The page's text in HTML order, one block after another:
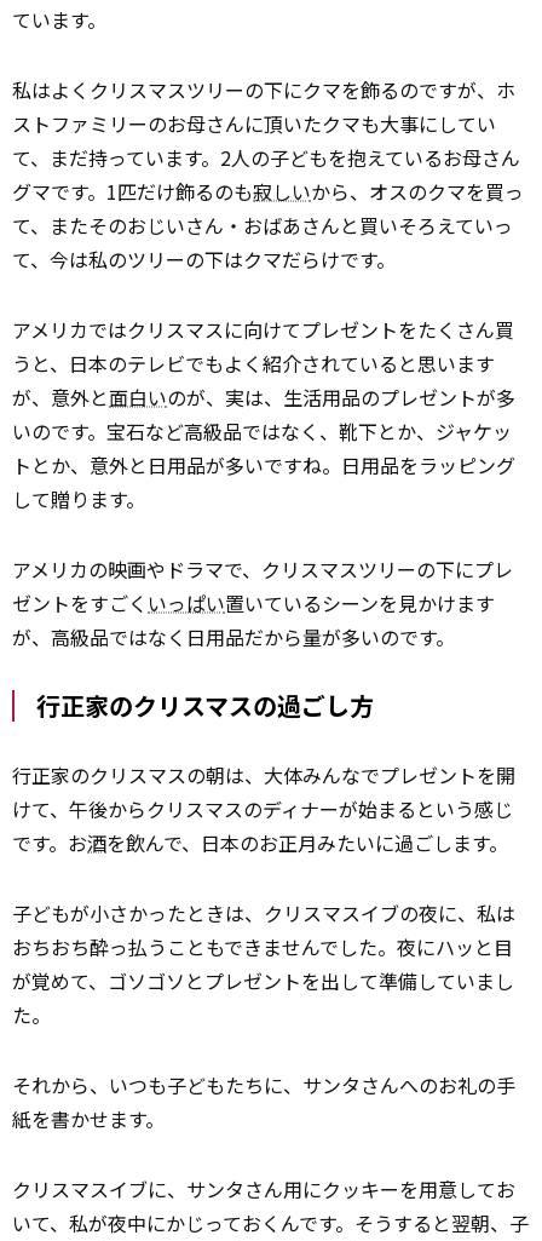
ています。
私はよくクリスマスツリーの下にクマを飾るのですが、ホ
ストファミリーのお母さんに頂いたクマも大事にしてい
て、まだ持っています。2人の子どもを抱えているお母さん
グマです。1匹だけ飾るのも寂しいから、オスのクマを買っ
て、またそのおじいさん・おばあさんと買いそろえていっ
て、今は私のツリーの下はクマだらけです。
アメリカではクリスマスに向けてプレゼントをたくさん買
うと、日本のテレビでもよく紹介されていると思います
が、意外と面白いのが、実は、生活用品のプレゼントが多
いのです。宝石など高級品ではなく、靴下とか、ジャケッ
トとか、意外と日用品が多いですね。日用品をラッピング
して贈ります。
アメリカの映画やドラマで、クリスマスツリーの下にプレ
ゼントをすごく いっぱい置いているシーンを見かけます
が、高級品ではなく日用品だから量が多いのです。
行正家のクリスマスの過ごし方
行正家のクリスマスの朝は、大体みんなでプレゼントを開
けて、午後からクリスマスのディナーが始まるという感じ
です。お酒を飲んで、日本のお正月みたいに過ごします。
子どもが小さかったときは、クリスマスイブの夜に、私は
おちおち酔っ払うこともできませんでした。夜にハッと目
が覚めて、ゴソゴソとプレゼントを出して準備していまし
た。
それから、いつも子どもたちに、サンタさんへのお礼の手
紙を書かせます。
クリスマスイブに、サンタさん用にクッキーを用意してお
いて、私が夜中にかじっておくんです。そうすると翌朝、子